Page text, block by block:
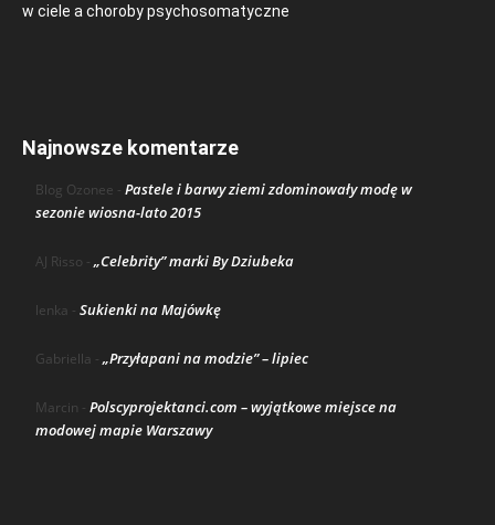
w ciele a choroby psychosomatyczne
Najnowsze komentarze
Blog Ozonee - Pastele i barwy ziemi zdominowały modę w
sezonie wiosna-lato 2015
AJ Risso - „Celebrity” marki By Dziubeka
lenka - Sukienki na Majówkę
Gabriella - „Przyłapani na modzie” – lipiec
Marcin - Polscyprojektanci.com – wyjątkowe miejsce na
modowej mapie Warszawy